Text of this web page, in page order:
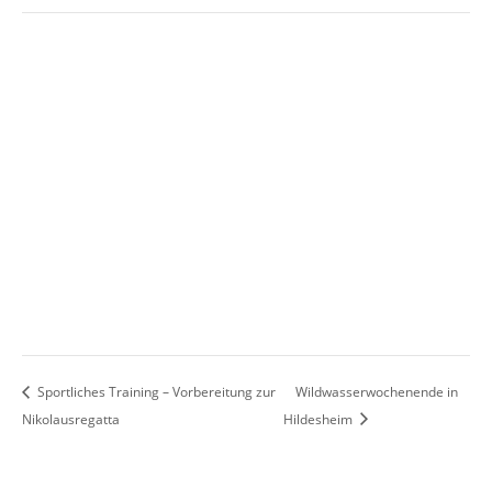
Sportliches Training – Vorbereitung zur
Nikolausregatta
Wildwasserwochenende in
Hildesheim